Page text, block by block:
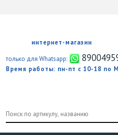
интернет-магазин
только для Whatsapp:
Время работы: пн-пт с 10-18 по